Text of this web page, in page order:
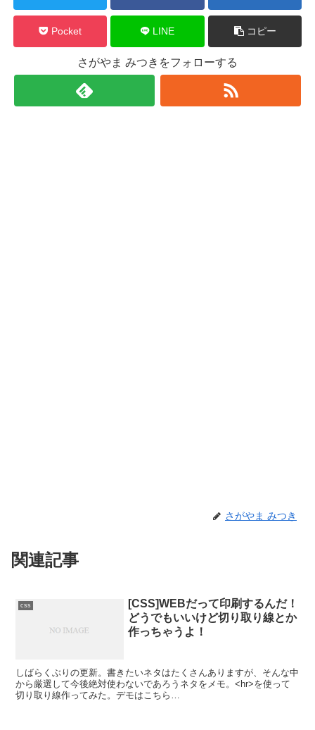
Pocket LINE コピー
さがやま みつきをフォローする
さがやま みつき
関連記事
css
[CSS]WEBだって印刷するんだ！
どうでもいいけど切り取り線とか
作っちゃうよ！
しばらくぶりの更新。書きたいネタはたくさんありますが、そんな中
から厳選して今後絶対使わないであろうネタをメモ。<hr>を使って
切り取り線作ってみた。デモはこちら